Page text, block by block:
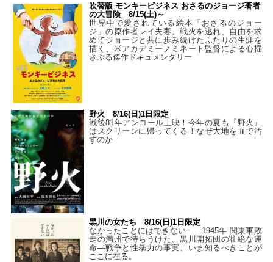
吹替版 モンキービジネス おさるのジョージ著者
の大冒険 8/15(土)～
世界中で愛されている絵本「おさるのジョー
ジ」の原作者レイ夫妻。戦火を逃れ、自由を求
めてジョージと共に歩み続けたふたりの生涯を
描く、米アカデミーノミネート監督による心揺
さぶる傑作ドキュメンタリー
野火 8/16(日)1日限定
戦後81年アンコール上映！今年の夏も『野火』
はスクリーンに帰ってくる！なぜ大地を血で汚
すのか
黒川の女たち 8/16(日)1日限定
なかったことにはできない——1945年 関東軍敗
走の満州で待ちうけた、黒川開拓団の壮絶な運
命―戦争と性暴力の事実、いま知るべきことが
ここに在る。